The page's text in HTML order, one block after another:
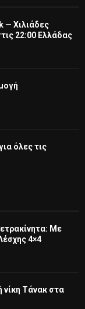
— Χιλιάδες
22:00 Ελλάδας
όλες τις
Με
4×4
νίκη Τάνακ στα